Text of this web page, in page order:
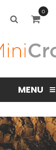
0
MENU ≡